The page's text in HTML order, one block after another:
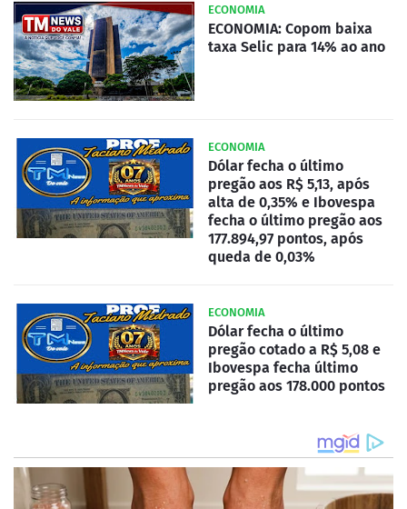
ECONOMIA
ECONOMIA: Copom baixa
taxa Selic para 14% ao ano
ECONOMIA
Dólar fecha o último
pregão aos R$ 5,13, após
alta de 0,35% e Ibovespa
fecha o último pregão aos
177.894,97 pontos, após
queda de 0,03%
ECONOMIA
Dólar fecha o último
pregão cotado a R$ 5,08 e
Ibovespa fecha último
pregão aos 178.000 pontos